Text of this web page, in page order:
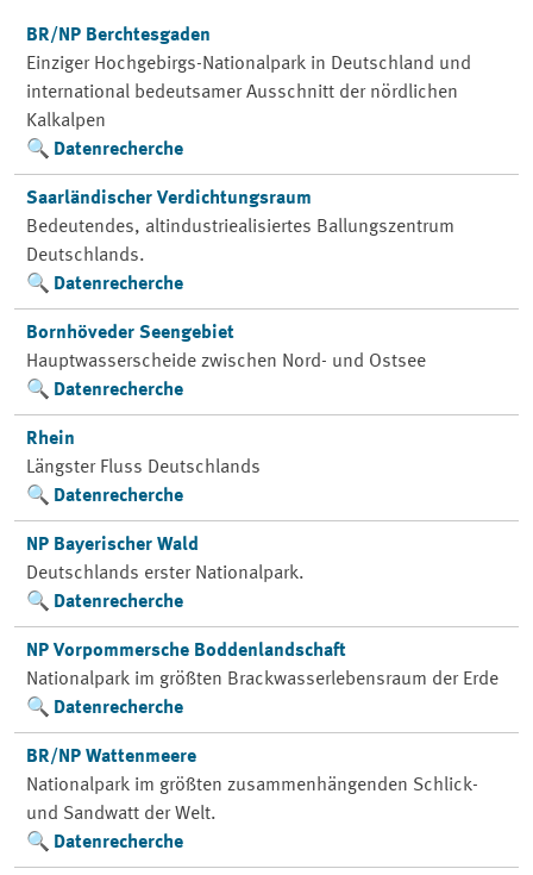
BR/NP Berchtesgaden
Einziger Hochgebirgs-Nationalpark in Deutschland und
international bedeutsamer Ausschnitt der nördlichen
Kalkalpen
Datenrecherche
Saarländischer Verdichtungsraum
Bedeutendes, altindustriealisiertes Ballungszentrum
Deutschlands.
Datenrecherche
Bornhöveder Seengebiet
Hauptwasserscheide zwischen Nord- und Ostsee
Datenrecherche
Rhein
Längster Fluss Deutschlands
Datenrecherche
NP Bayerischer Wald
Deutschlands erster Nationalpark.
Datenrecherche
NP Vorpommersche Boddenlandschaft
Nationalpark im größten Brackwasserlebensraum der Erde
Datenrecherche
BR/NP Wattenmeere
Nationalpark im größten zusammenhängenden Schlick-
und Sandwatt der Welt.
Datenrecherche